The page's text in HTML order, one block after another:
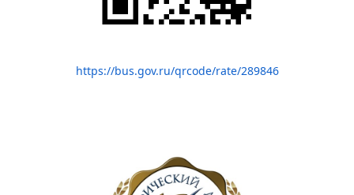
https://bus.gov.ru/qrcode/rate/289846